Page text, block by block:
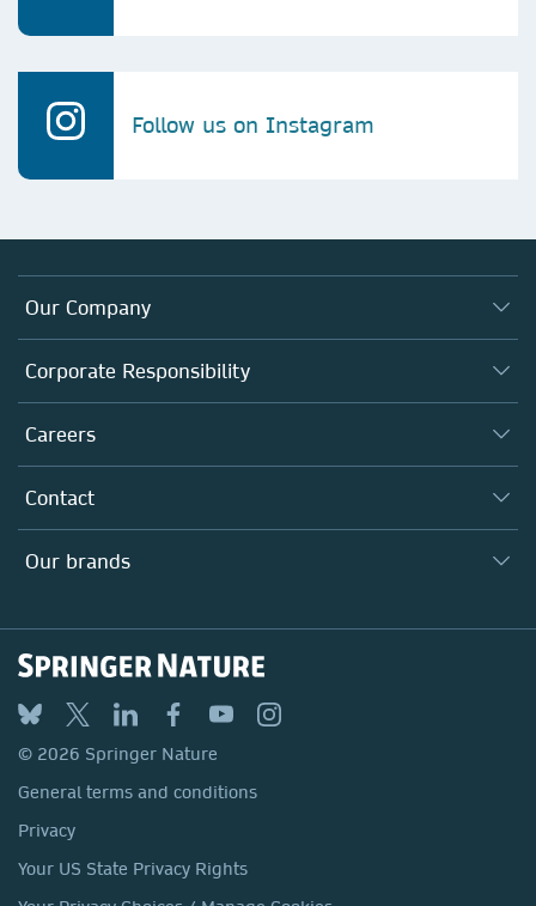
Follow us on Instagram
Our Company
About us
Executive team
Our Communities
Our Health Division
Corporate Responsibility
Taking Responsibility
Inclusion
Policies, Reports & Modern Slavery Act
Careers
Why Work Here?
Search our vacancies ↗
Contact
Locations & Contact
Our brands
Springer
BMC
Discover
Macmillan Education
Springer Health+
© 2026 Springer Nature
General terms and conditions
Privacy
Your US State Privacy Rights